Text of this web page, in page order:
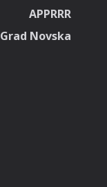
APPRRR
Grad Novska